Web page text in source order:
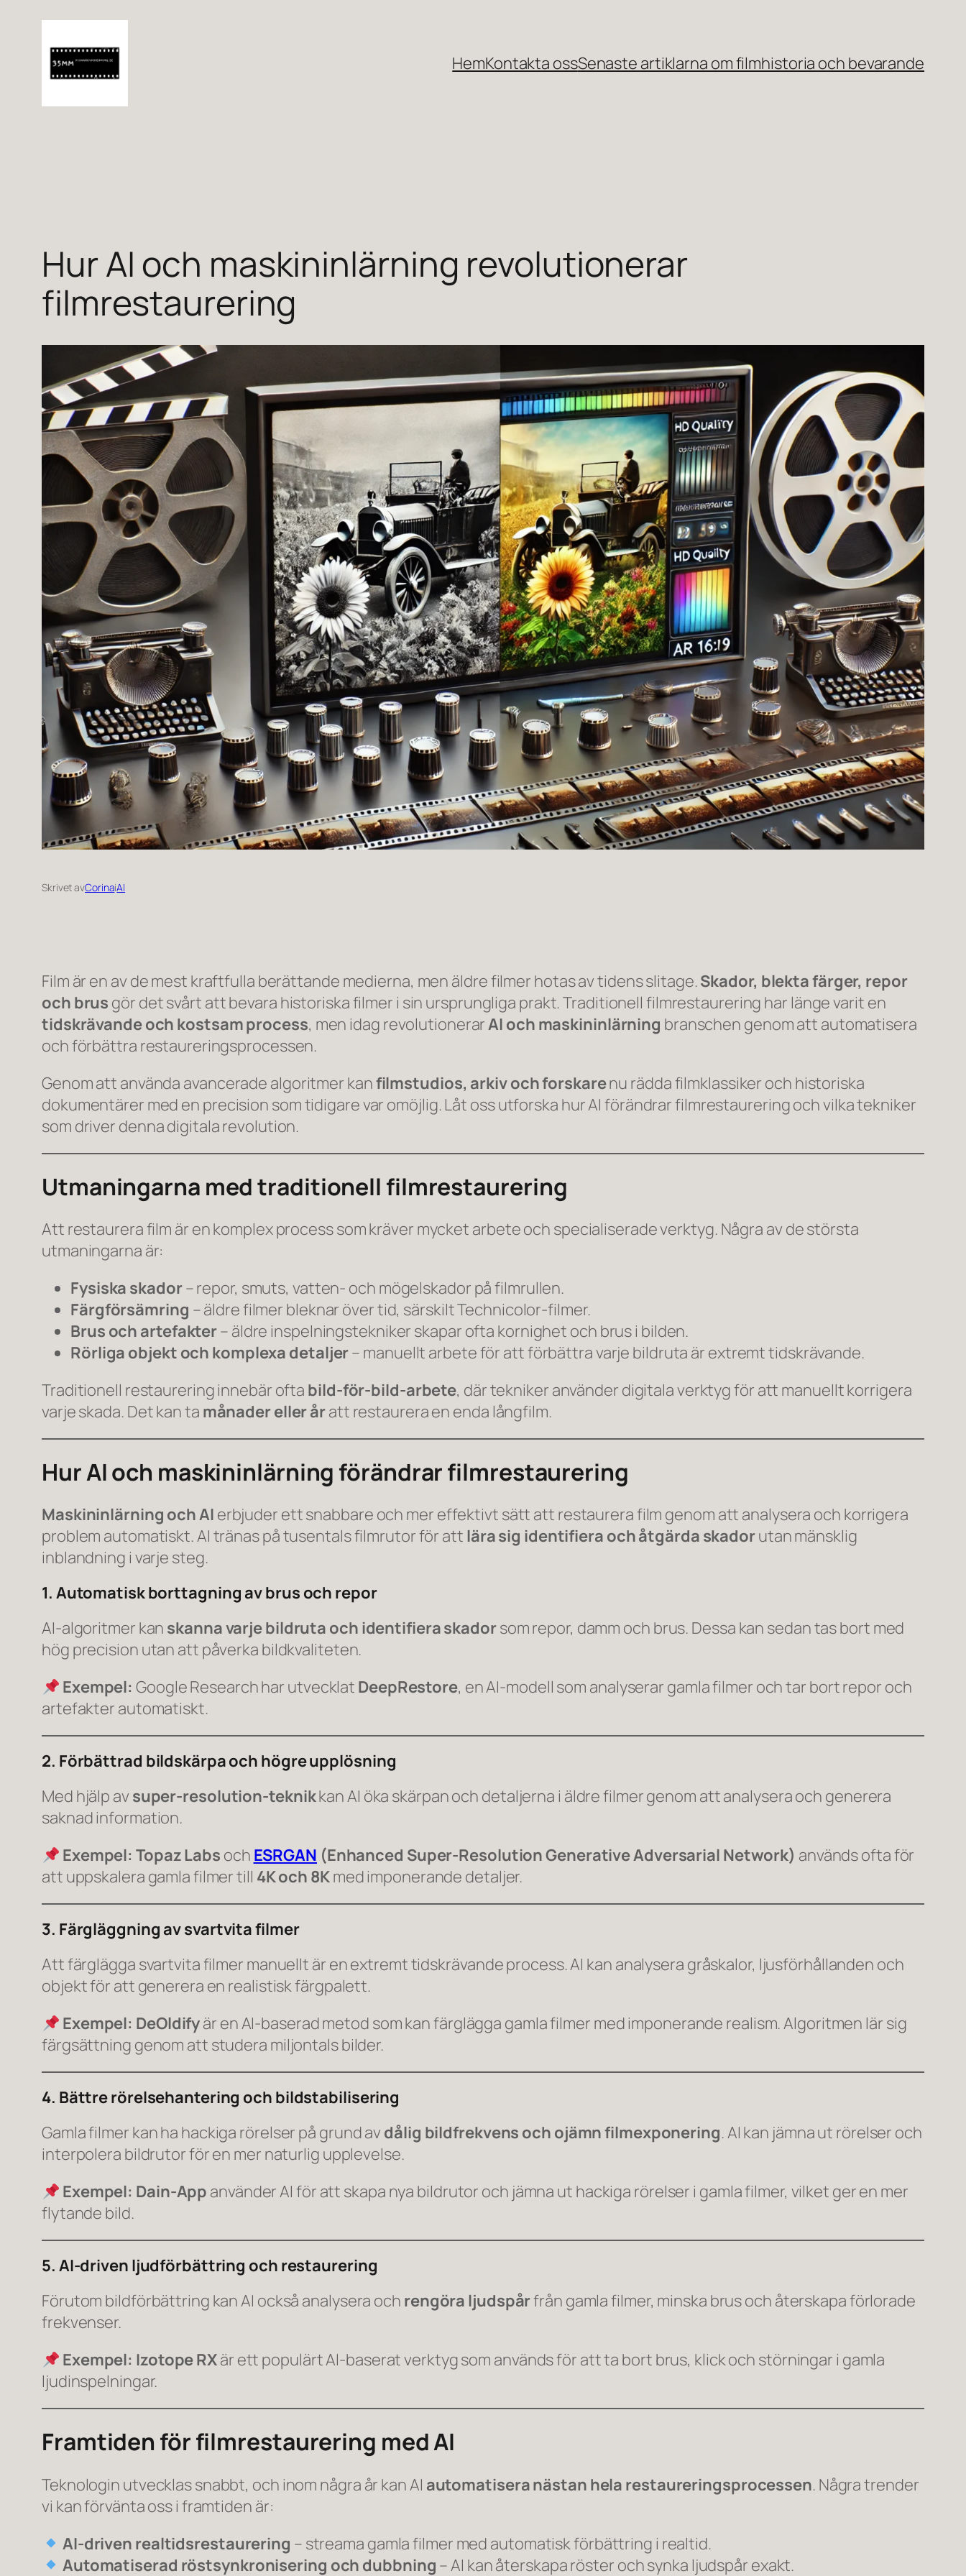
Hoppa
innehåll
HemKontakta ossSenaste artiklarna om filmhistoria och bevarande
Hur AI och maskininlärning revolutionerar
filmrestaurering
Skrivet avCorinaiAI
Film är en av de mest kraftfulla berättande medierna, men äldre filmer hotas av tidens slitage.Skador, blekta färger, repor
och brus gör det svårt att bevara historiska filmer i sin ursprungliga prakt. Traditionell filmrestaurering har länge varit en
tidskrävande och kostsam process, men idag revolutionerarAI och maskininlärning branschen genom att automatisera
och förbättra restaureringsprocessen.
Genom att använda avancerade algoritmer kanfilmstudios, arkiv och forskarenu rädda filmklassiker och historiska
dokumentärer med en precision som tidigare var omöjlig. Låt oss utforska hur AI förändrar filmrestaurering och vilka tekniker
som driver denna digitala revolution.
Utmaningarna med traditionell filmrestaurering
Att restaurera film är en komplex process som kräver mycket arbete och specialiserade verktyg. Några av de största
utmaningarna är:
Fysiska skador– repor, smuts, vatten- och mögelskador på filmrullen.
Färgförsämring – äldre filmer bleknar över tid, särskilt Technicolor-filmer.
Brus och artefakter– äldre inspelningstekniker skapar ofta kornighet och brus i bilden.
Rörliga objekt och komplexa detaljer– manuellt arbete för att förbättra varje bildruta är extremt tidskrävande.
Traditionell restaurering innebär ofta bild-för-bild-arbete, där tekniker använder digitala verktyg för att manuellt korrigera
varje skada. Det kan ta månader eller åratt restaurera en enda långfilm.
Hur AI och maskininlärning förändrar filmrestaurering
Maskininlärning och AI erbjuder ett snabbare och mer effektivt sätt att restaurera film genom att analysera och korrigera
problem automatiskt. AI tränas på tusentals filmrutor för att lära sig identifiera och åtgärda skadorutan mänsklig
inblandning i varje steg.
1. Automatisk borttagning av brus och repor
AI-algoritmer kan skanna varje bildruta och identifiera skadorsom repor, damm och brus. Dessa kan sedan tas bort med
hög precision utan att påverka bildkvaliteten.
Exempel: Google Research har utvecklat DeepRestore, en AI-modell som analyserar gamla filmer och tar bort repor och
artefakter automatiskt.
2. Förbättrad bildskärpa och högre upplösning
Med hjälp avsuper-resolution-teknikkan AI öka skärpan och detaljerna i äldre filmer genom att analysera och generera
saknad information.
Exempel: Topaz Labs och ESRGAN (Enhanced Super-Resolution Generative Adversarial Network) används ofta för
att uppskalera gamla filmer till 4K och 8Kmed imponerande detaljer.
3. Färgläggning av svartvita filmer
Att färglägga svartvita filmer manuellt är en extremt tidskrävande process. AI kan analysera gråskalor, ljusförhållanden och
objekt för att generera en realistisk färgpalett.
Exempel: DeOldifyär en AI-baserad metod som kan färglägga gamla filmer med imponerande realism. Algoritmen lär sig
färgsättning genom att studera miljontals bilder.
4. Bättre rörelsehantering och bildstabilisering
Gamla filmer kan ha hackiga rörelser på grund avdålig bildfrekvens och ojämn filmexponering. AI kan jämna ut rörelser och
interpolera bildrutor för en mer naturlig upplevelse.
Exempel: Dain-App använder AI för att skapa nya bildrutor och jämna ut hackiga rörelser i gamla filmer, vilket ger en mer
flytande bild.
5. AI-driven ljudförbättring och restaurering
Förutom bildförbättring kan AI också analysera och rengöra ljudspårfrån gamla filmer, minska brus och återskapa förlorade
frekvenser.
Exempel: Izotope RXär ett populärt AI-baserat verktyg som används för att ta bort brus, klick och störningar i gamla
ljudinspelningar.
Framtiden för filmrestaurering med AI
Teknologin utvecklas snabbt, och inom några år kan AI automatisera nästan hela restaureringsprocessen. Några trender
vi kan förvänta oss i framtiden är:
AI-driven realtidsrestaurering – streama gamla filmer med automatisk förbättring i realtid.
Automatiserad röstsynkronisering och dubbning – AI kan återskapa röster och synka ljudspår exakt.